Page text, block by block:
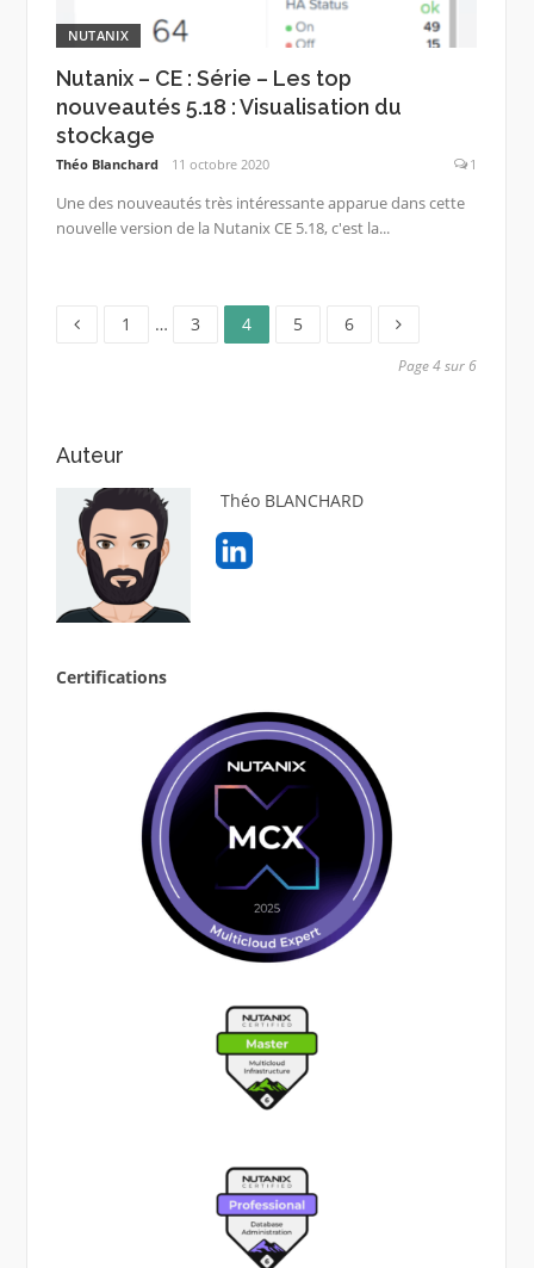
NUTANIX
Nutanix – CE : Série – Les top
nouveautés 5.18 : Visualisation du
stockage
Théo Blanchard 11 octobre 2020 1
Une des nouveautés très intéressante apparue dans cette
nouvelle version de la Nutanix CE 5.18, c'est la...
Pagination
1 … Page
3 Page
4 5 6
Page 4 sur 6
Auteur
Théo BLANCHARD
Certifications